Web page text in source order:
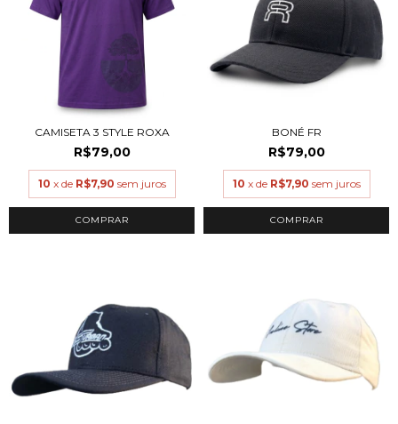
CAMISETA 3 STYLE ROXA
R$79,00
10 x de R$7,90 sem juros
COMPRAR
BONÉ FR
R$79,00
10 x de R$7,90 sem juros
COMPRAR